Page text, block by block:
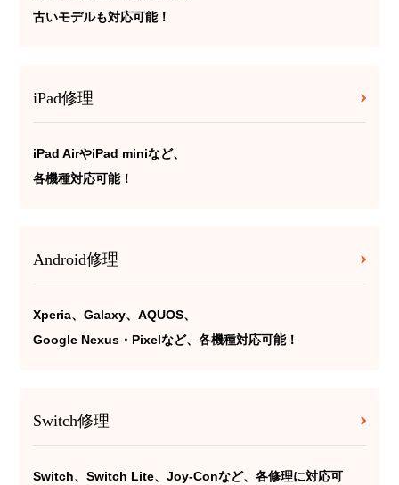
古いモデルも対応可能！
iPad修理
iPad AirやiPad miniなど、
各機種対応可能！
Android修理
Xperia、Galaxy、AQUOS、
Google Nexus・Pixelなど、各機種対応可能！
Switch修理
Switch、Switch Lite、Joy-Conなど、各修理に対応可